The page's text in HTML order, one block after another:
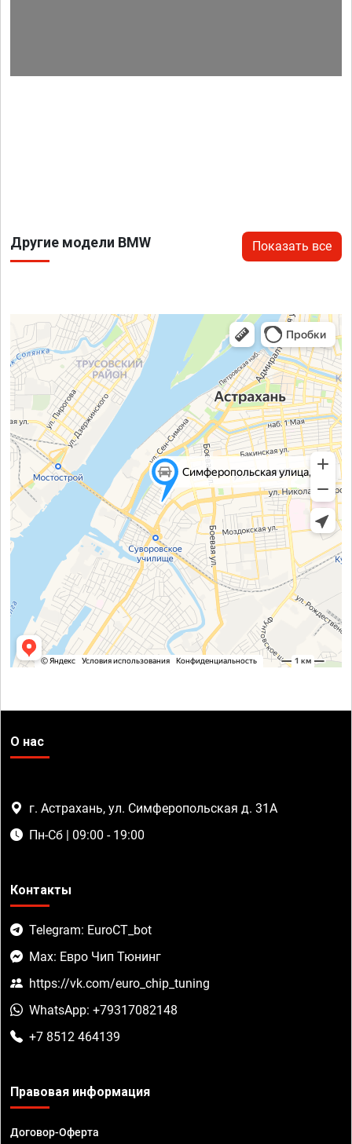
Другие модели BMW Показать все
О нас
г. Астрахань, ул. Симферопольская д. 31А
Пн-Сб | 09:00 - 19:00
Контакты
Telegram: EuroCT_bot
Max: Евро Чип Тюнинг
https://vk.com/euro_chip_tuning
WhatsApp: +79317082148
+7 8512 464139
Правовая информация
Договор-Оферта